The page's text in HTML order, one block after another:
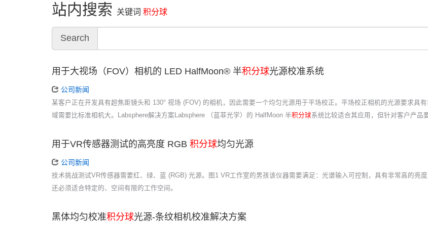
站内搜索 关键词 积分球
Search
用于大视场（FOV）相机的 LED HalfMoon® 半积分球光源校准系统
公司新闻
某客户正在开发具有超焦距镜头和 130° 视场 (FOV) 的相机，因此需要一个均匀光源用于平场校正。平场校正相机的光源要求具
域需要比标准相机大。Labsphere解决方案Labsphere （蓝菲光学）的 HalfMoon 半积分球系统比较适合其应用，但针对客户产品
用于VR传感器测试的高亮度 RGB 积分球均匀光源
公司新闻
技术挑战测试VR传感器需要红、绿、蓝 (RGB) 光源。图1 VR工作室的男孩该仪器需要满足：光谱输入可控制，具有非常高的亮
还必须适合特定的、空间有限的工作空间。
黑体均匀校准积分球光源-条纹相机校准解决方案